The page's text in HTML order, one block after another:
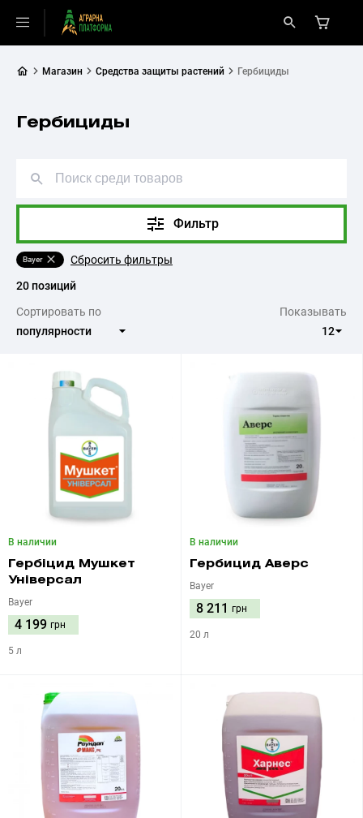
Магазин Средства защиты растений Гербициды
Гербициды
Bayer Сбросить фильтры
Фильтр
20 позиций
Сортировать по
Показывать
В наличии
Гербіцид Мушкет
Універсал
Bayer
4 199 грн
5 л
В наличии
Гербицид Аверс
Bayer
8 211 грн
20 л